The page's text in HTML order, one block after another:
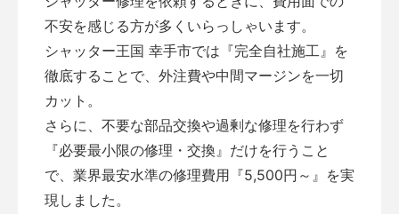
不安を感じる方が多くいらっしゃいます。
シャッター王国 幸手市では『完全自社施工』を
徹底することで、外注費や中間マージンを一切
カット。
さらに、不要な部品交換や過剰な修理を行わず
『必要最小限の修理・交換』だけを行うこと
で、業界最安水準の修理費用『5,500円～』を実
現しました。